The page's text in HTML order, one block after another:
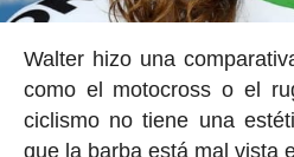
Walter hizo una
como el motocross o el
ciclismo no tiene una
que la barba está mal vista